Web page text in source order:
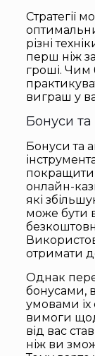
Стратегії
різні
перш ніж
гроші. Чим
виграш у
Бонуси та
Бонуси та
покращити
онлайн-
які
може бути
отримати
Однак
бонусами,
умовами
вимоги
від вас
ніж ви